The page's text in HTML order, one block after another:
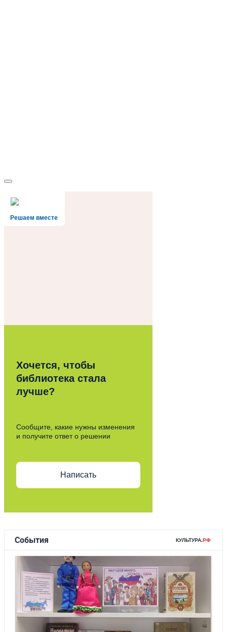
Решаем вместе
Хочется, чтобы
библиотека стала
лучше?
Сообщите, какие нужны изменения
и получите ответ о решении
Написать